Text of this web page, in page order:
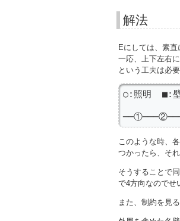
解法
Eにしては、素
一応、上下左右
という工夫は必
○:照明  ■:
このような時、
つかったら、そ
そうすることで
で4方向なのでせ
また、制約を見